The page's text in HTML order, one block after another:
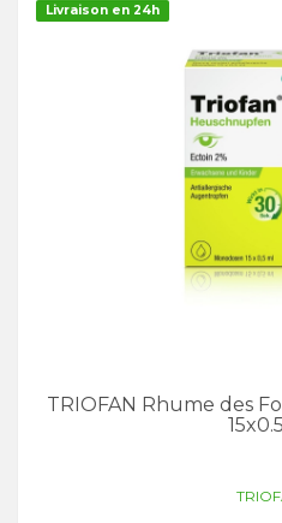
Livraison en 24h
TRIOFAN Rhume des